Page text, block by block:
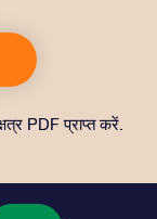
दस्तावेज़
और प्रियजनों को
जादुई तरीक़ा है।
PDF प्राप्त करें.